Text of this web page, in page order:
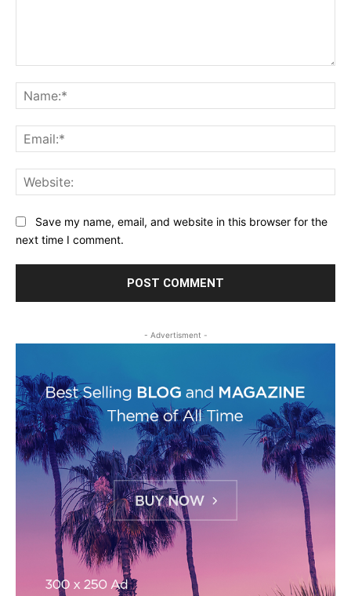
Save my name, email, and website in this browser for the
next time I comment.
- Advertisment -